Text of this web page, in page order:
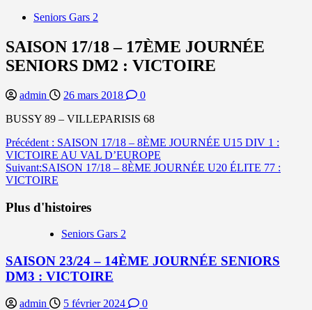
Seniors Gars 2
SAISON 17/18 – 17ÈME JOURNÉE
SENIORS DM2 : VICTOIRE
admin 26 mars 2018
0
BUSSY 89 – VILLEPARISIS 68
Navigation
d’article
Précédent : SAISON 17/18 – 8ÈME JOURNÉE U15 DIV 1 :
VICTOIRE AU VAL D’EUROPE
Suivant:SAISON 17/18 – 8ÈME JOURNÉE U20 ÉLITE 77 :
VICTOIRE
Plus d'histoires
Seniors Gars 2
SAISON 23/24 – 14ÈME JOURNÉE SENIORS
DM3 : VICTOIRE
admin 5 février 2024 0